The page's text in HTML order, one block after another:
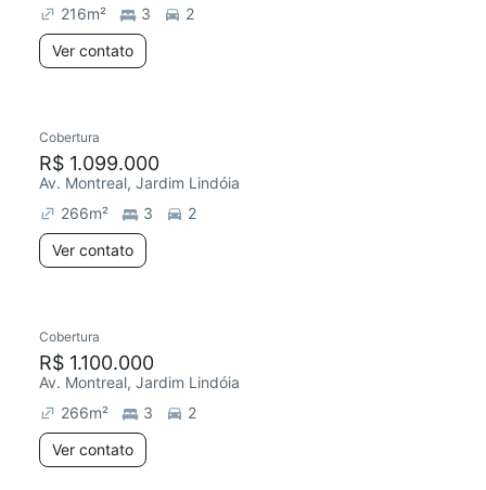
216m² 3
2
Ver contato
Cobertura
R$ 1.099.000
Av. Montreal, Jardim Lindóia
266m² 3
2
Ver contato
Cobertura
R$ 1.100.000
Av. Montreal, Jardim Lindóia
266m² 3
2
Ver contato